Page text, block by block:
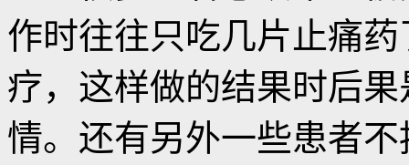
作时往往只吃几片止痛
疗，这样做的结果时后
情。还有另外一些患者